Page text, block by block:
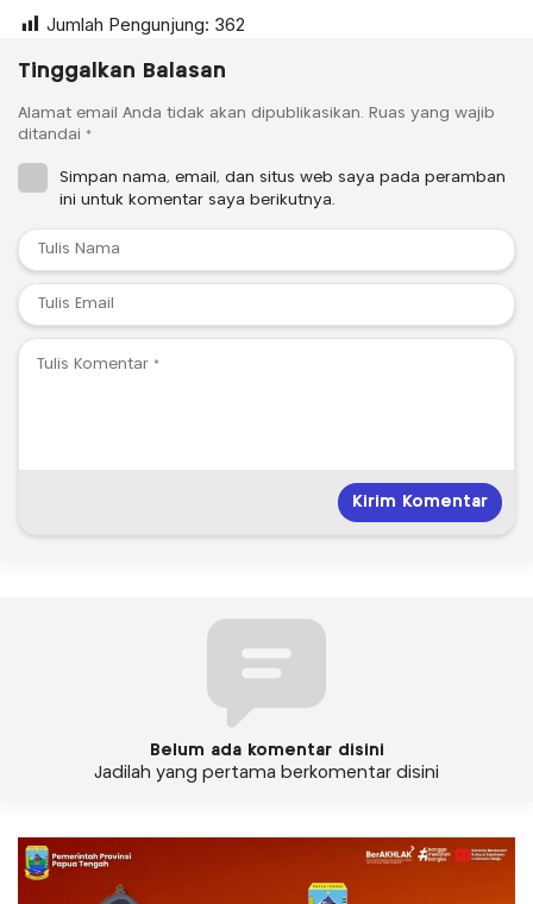
Jumlah Pengunjung: 362
Tinggalkan Balasan
Alamat email Anda tidak akan dipublikasikan. Ruas yang wajib
ditandai *
Simpan nama, email, dan situs web saya pada peramban
ini untuk komentar saya berikutnya.
Belum ada komentar disini
Jadilah yang pertama berkomentar disini